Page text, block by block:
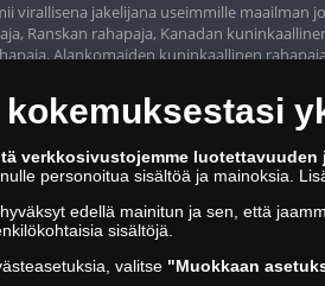
virallisena jakelijana useimmille maailman
Ranskan rahapaja, Kanadan
Alankomaiden kuninkaallinen
kokemuksestasi
verkkosivustojemme
personoitua sisältöä ja mainoksia.
edellä mainitun ja sen, että
sisältöjä.
valitse "Muokkaan